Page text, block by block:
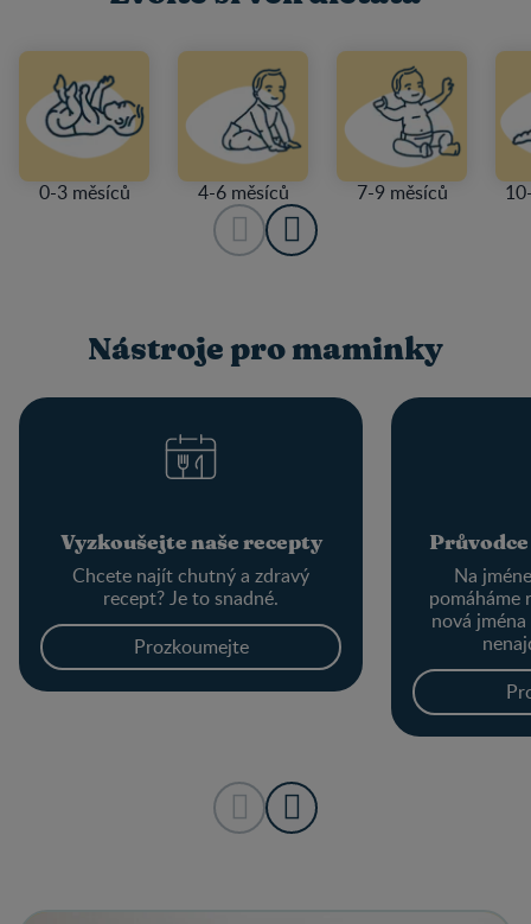
0-3 měsíců 4-6 měsíců 7-9 měsíců
Nástroje pro maminky
Vyzkoušejte naše recepty
Chcete najít chutný a zdravý
recept? Je to snadné.
Prozkoumejte
Na
pomáháme
nová